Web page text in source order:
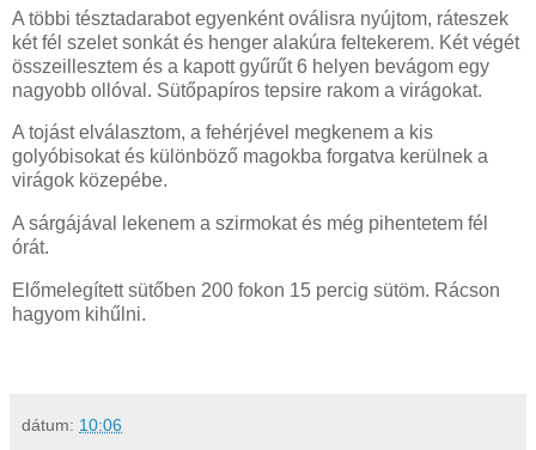
A többi tésztadarabot egyenként oválisra nyújtom, ráteszek
két fél szelet sonkát és henger alakúra feltekerem. Két végét
összeillesztem és a kapott gyűrűt 6 helyen bevágom egy
nagyobb ollóval. Sütőpapíros tepsire rakom a virágokat.
A tojást elválasztom, a fehérjével megkenem a kis
golyóbisokat és különböző magokba forgatva kerülnek a
virágok közepébe.
A sárgájával lekenem a szirmokat és még pihentetem fél
órát.
Előmelegített sütőben 200 fokon 15 percig sütöm. Rácson
hagyom kihűlni.
dátum: 10:06